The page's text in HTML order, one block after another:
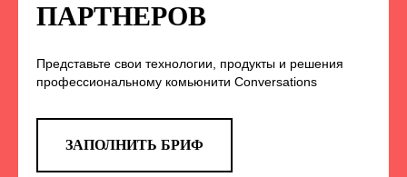
ПАРТНЕРОВ
Представьте свои технологии, продукты и решения
профессиональному комьюнити Conversations
ЗАПОЛНИТЬ БРИФ
TELEGRAM
анонс новых спикеров и другие
новости конференции